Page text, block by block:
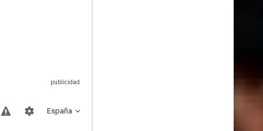
España